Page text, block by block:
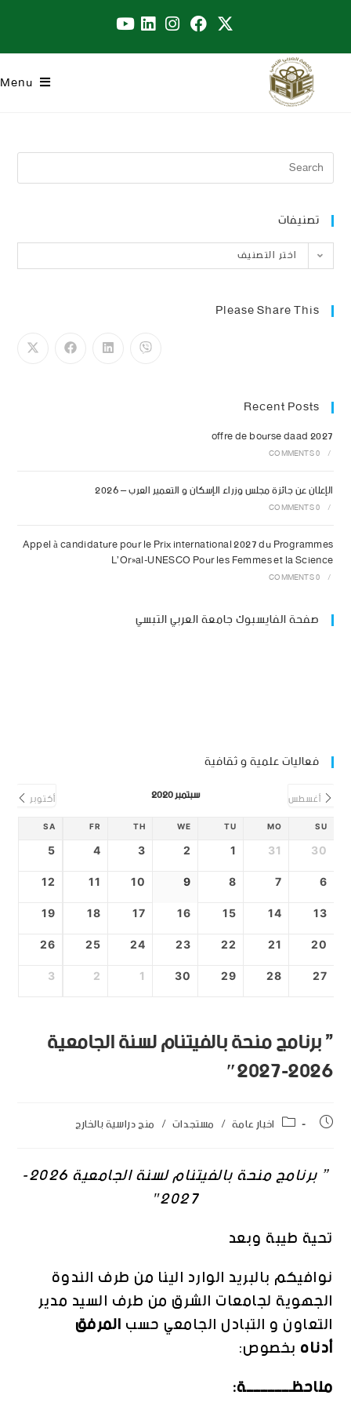
Menu
تصنيفات
اختر التصنيف
Please Share This
Recent Posts
offre de bourse daad 2027
/
0 COMMENTS
الإعلان عن جائزة مجلس وزراء الإسكان و التعمير العرب – 2026
/
0 COMMENTS
Appel à candidature pour le Prix international 2027 du Programmes
L’Oréal-UNESCO Pour les Femmes et la Science
/
0 COMMENTS
صفحة الفايسبوك جامعة العربي التبسي
فعاليات علمية و ثقافية
أغسطس سبتمبر 2020 أكتوبر
SU
MO
TU
WE
TH
FR
SA
30
31
1
2
3
4
5
6
7
8
9
10
11
12
13
14
15
16
17
18
19
20
21
22
23
24
25
26
27
28
29
30
1
2
3
” برنامج منحة بالفيتنام لسنة الجامعية
2026-2027″
اخبار عامة / مستجدات / منح دراسية بالخارج
” برنامج منحة بالفيتنام لسنة الجامعية 2026-
2027″
تحية طيبة وبعد
نوافيكم بالبريد الوارد الينا من طرف الندوة
الجهوية لجامعات الشرق من طرف السيد مدير
التعاون و التبادل الجامعي حسبالمرفق
أدناهبخصوص:
ملاحظـــــــــــــة: